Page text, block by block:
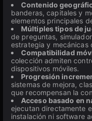
Contenido
banderas, capitales y
elementos principales
Múltiples tipos de
de preguntas,
estrategia y mecánicas
Compatibilidad
colección admiten
dispositivos móviles.
Progresión
sistemas de mejora,
que recompensan la
Acceso basado en
ejecutan directamente
instalación ni software